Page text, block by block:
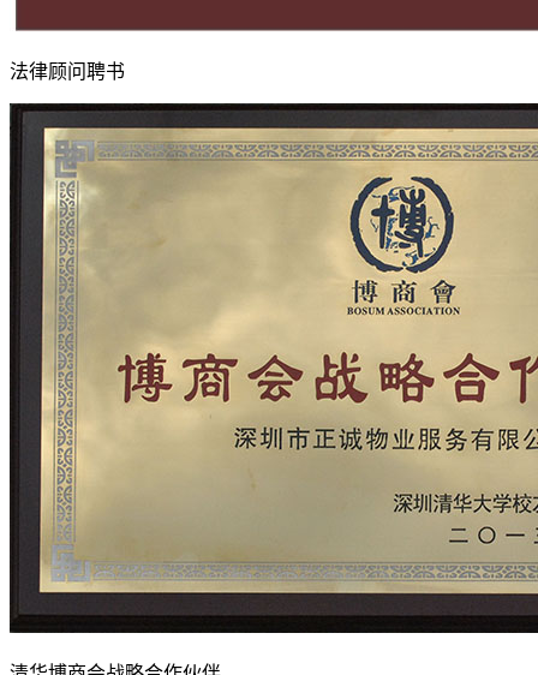
法律顾问聘书